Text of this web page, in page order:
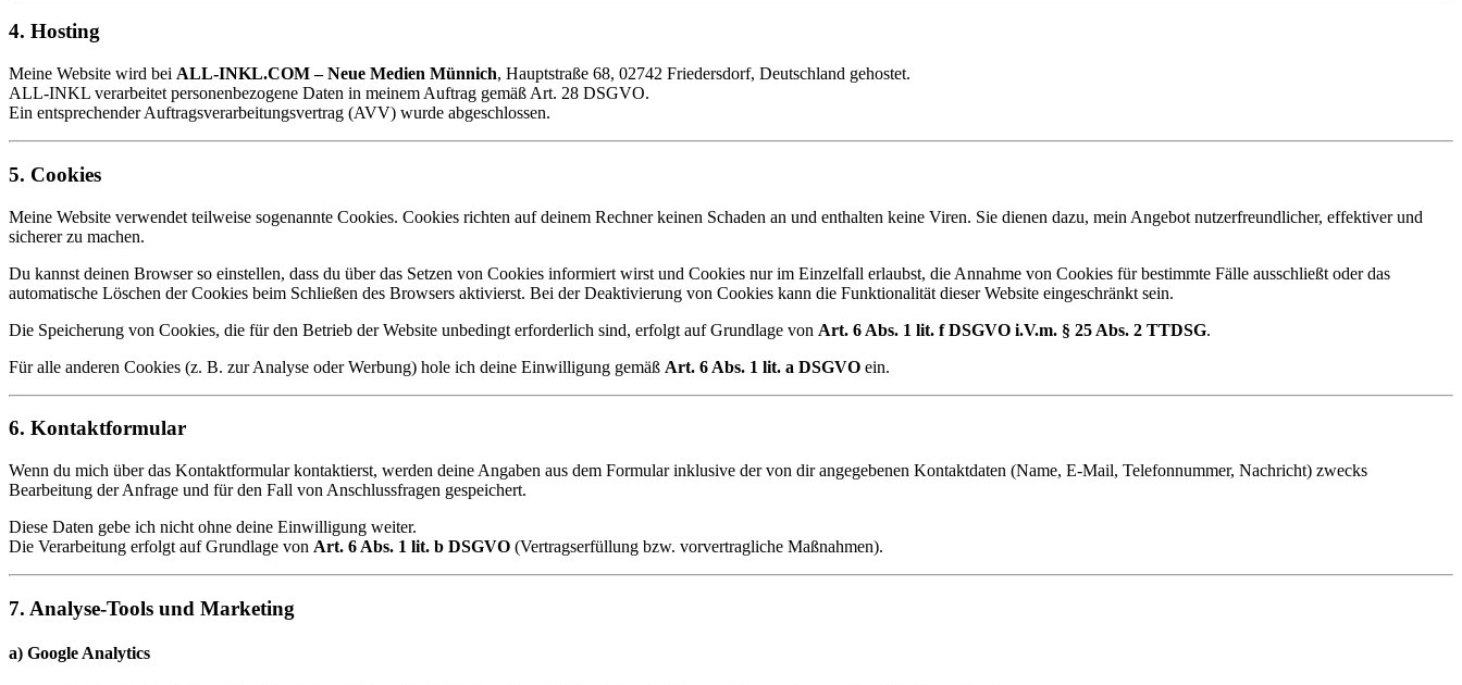
4. Hosting
Meine Website wird bei ALL-INKL.COM – Neue Medien Münnich, Hauptstraße 68, 02742 Friedersdorf, Deutschland gehostet.
ALL-INKL verarbeitet personenbezogene Daten in meinem Auftrag gemäß Art. 28 DSGVO.
Ein entsprechender Auftragsverarbeitungsvertrag (AVV) wurde abgeschlossen.
5. Cookies
Meine Website verwendet teilweise sogenannte Cookies. Cookies richten auf deinem Rechner keinen Schaden an und enthalten keine Viren. Sie dienen dazu, mein Angebot nutzerfreundlicher, effektiver und
sicherer zu machen.
Du kannst deinen Browser so einstellen, dass du über das Setzen von Cookies informiert wirst und Cookies nur im Einzelfall erlaubst, die Annahme von Cookies für bestimmte Fälle ausschließt oder das
automatische Löschen der Cookies beim Schließen des Browsers aktivierst. Bei der Deaktivierung von Cookies kann die Funktionalität dieser Website eingeschränkt sein.
Die Speicherung von Cookies, die für den Betrieb der Website unbedingt erforderlich sind, erfolgt auf Grundlage von Art. 6 Abs. 1 lit. f DSGVO i.V.m. § 25 Abs. 2 TTDSG.
Für alle anderen Cookies (z. B. zur Analyse oder Werbung) hole ich deine Einwilligung gemäß Art. 6 Abs. 1 lit. a DSGVO ein.
6. Kontaktformular
Wenn du mich über das Kontaktformular kontaktierst, werden deine Angaben aus dem Formular inklusive der von dir angegebenen Kontaktdaten (Name, E-Mail, Telefonnummer, Nachricht) zwecks
Bearbeitung der Anfrage und für den Fall von Anschlussfragen gespeichert.
Diese Daten gebe ich nicht ohne deine Einwilligung weiter.
Die Verarbeitung erfolgt auf Grundlage von Art. 6 Abs. 1 lit. b DSGVO (Vertragserfüllung bzw. vorvertragliche Maßnahmen).
7. Analyse-Tools und Marketing
a) Google Analytics